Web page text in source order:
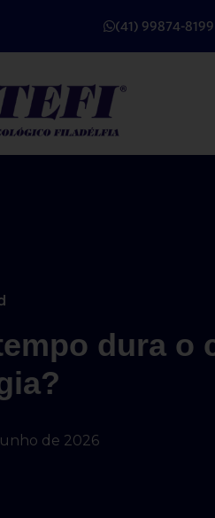
(41) 99874-8199
dura o
de 2026